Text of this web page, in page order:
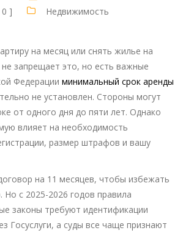
]
Недвижимость
на месяц или снять жилье на
не запрещает это, но есть важные
Федерации минимальный срок аренды
не установлен. Стороны могут
от одного дня до пяти лет. Однако
влияет на необходимость
размер штрафов и вашу
на 11 месяцев, чтобы избежать
Но с 2025-2026 годов правила
законы требуют идентификации
Госуслуги, а суды все чаще признают